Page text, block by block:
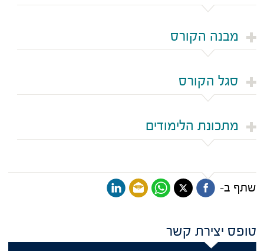
מבנה הקורס
סגל הקורס
מתכונת הלימודים
שתף ב-
טופס יצירת קשר